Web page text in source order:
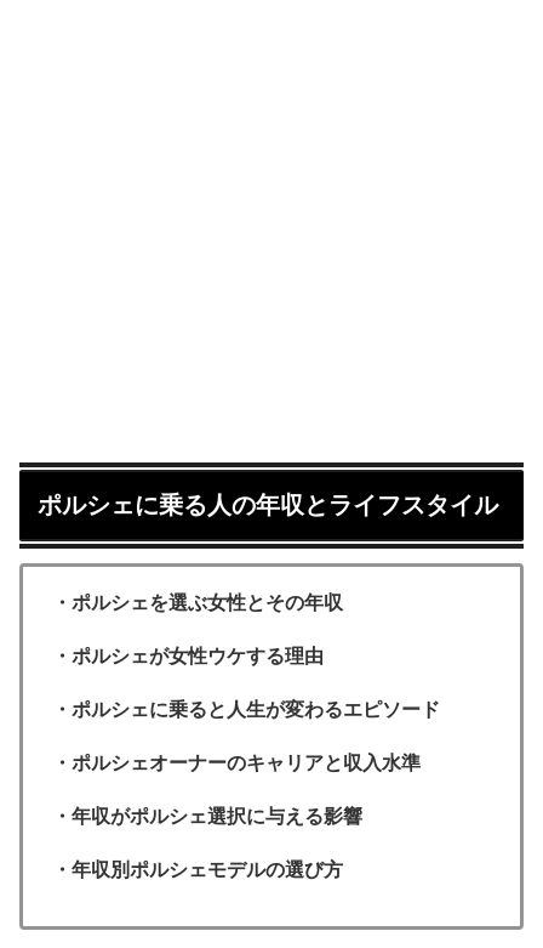
ポルシェに乗る人の年収とライフスタイル
・ポルシェを選ぶ女性とその年収
・ポルシェが女性ウケする理由
・ポルシェに乗ると人生が変わるエピソード
・ポルシェオーナーのキャリアと収入水準
・年収がポルシェ選択に与える影響
・年収別ポルシェモデルの選び方